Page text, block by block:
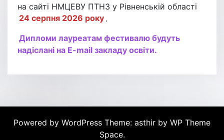
на сайті НМЦЕВУ ПТНЗ у Рівненській області
24 серпня 2026 року .
Дипломи лауреатам фестивалю будуть
надіслані на E-mail закладу освіти.
Powered by WordPress Theme: asthir by WP Theme
Space.